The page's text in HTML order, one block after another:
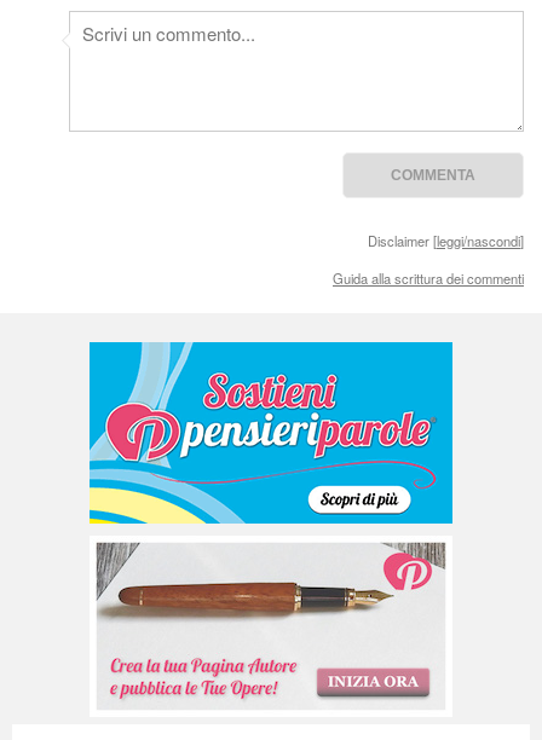
Disclaimer [leggi/nascondi]
Guida alla scrittura dei commenti